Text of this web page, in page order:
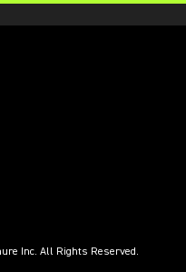
Inc. All Rights Reserved.